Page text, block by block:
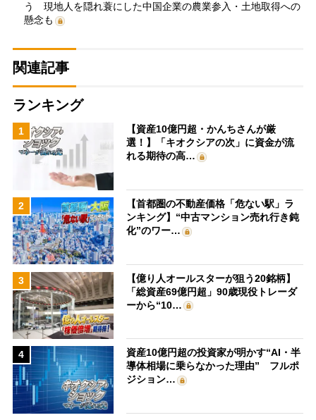
う 現地人を隠れ蓑にした中国企業の農業参入・土地取得への
懸念も
関連記事
ランキング
1
【資産10億円超・かんちさんが厳
選！】「キオクシアの次」に資金が流
れる期待の高…
2
【首都圏の不動産価格「危ない駅」ラ
ンキング】“中古マンション売れ行き鈍
化”のワー…
3
【億り人オールスターが狙う20銘柄】
「総資産69億円超」90歳現役トレーダ
ーから“10…
4
資産10億円超の投資家が明かす“AI・半
導体相場に乗らなかった理由” フルポ
ジション…